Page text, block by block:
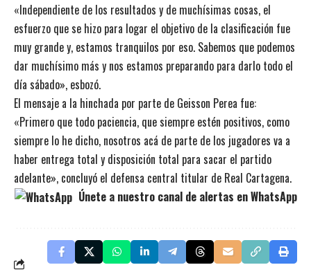
«Independiente de los resultados y de muchísimas cosas, el
esfuerzo que se hizo para logar el objetivo de la clasificación fue
muy grande y, estamos tranquilos por eso. Sabemos que podemos
dar muchísimo más y nos estamos preparando para darlo todo el
día sábado», esbozó.
El mensaje a la hinchada por parte de Geisson Perea fue:
«Primero que todo paciencia, que siempre estén positivos, como
siempre lo he dicho, nosotros acá de parte de los jugadores va a
haber entrega total y disposición total para sacar el partido
adelante», concluyó el defensa central titular de Real Cartagena.
Únete a nuestro canal de alertas en WhatsApp